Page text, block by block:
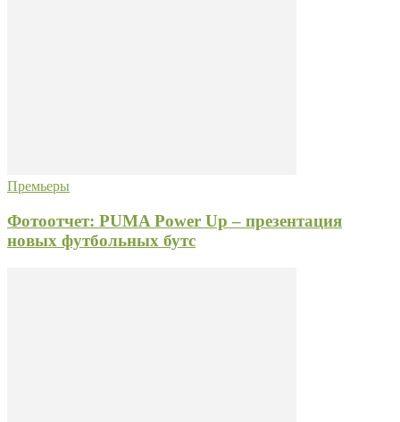
Премьеры
Фотоотчет: PUMA Power Up – презентация
новых футбольных бутс